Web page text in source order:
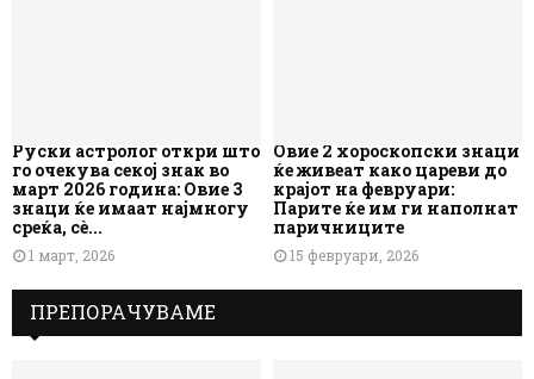
Руски астролог откри што
го очекува секој знак во
март 2026 година: Овие 3
знаци ќе имаат најмногу
среќа, сè...
1 март, 2026
Овие 2 хороскопски знаци
ќе живеат како цареви до
крајот на февруари:
Парите ќе им ги наполнат
паричниците
15 февруари, 2026
ПРЕПОРАЧУВАМЕ